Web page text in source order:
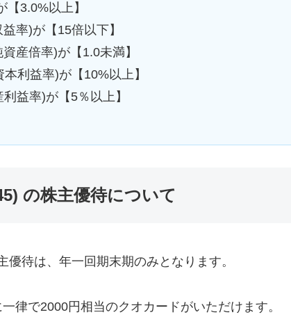
【3.0%以上】
率)が【15倍以下】
産倍率)が【1.0未満】
利益率)が【10%以上】
益率)が【5％以上】
の株主優待について
優待は、年一回期末期のみとなります。
律で2000円相当のクオカードがいただけます。